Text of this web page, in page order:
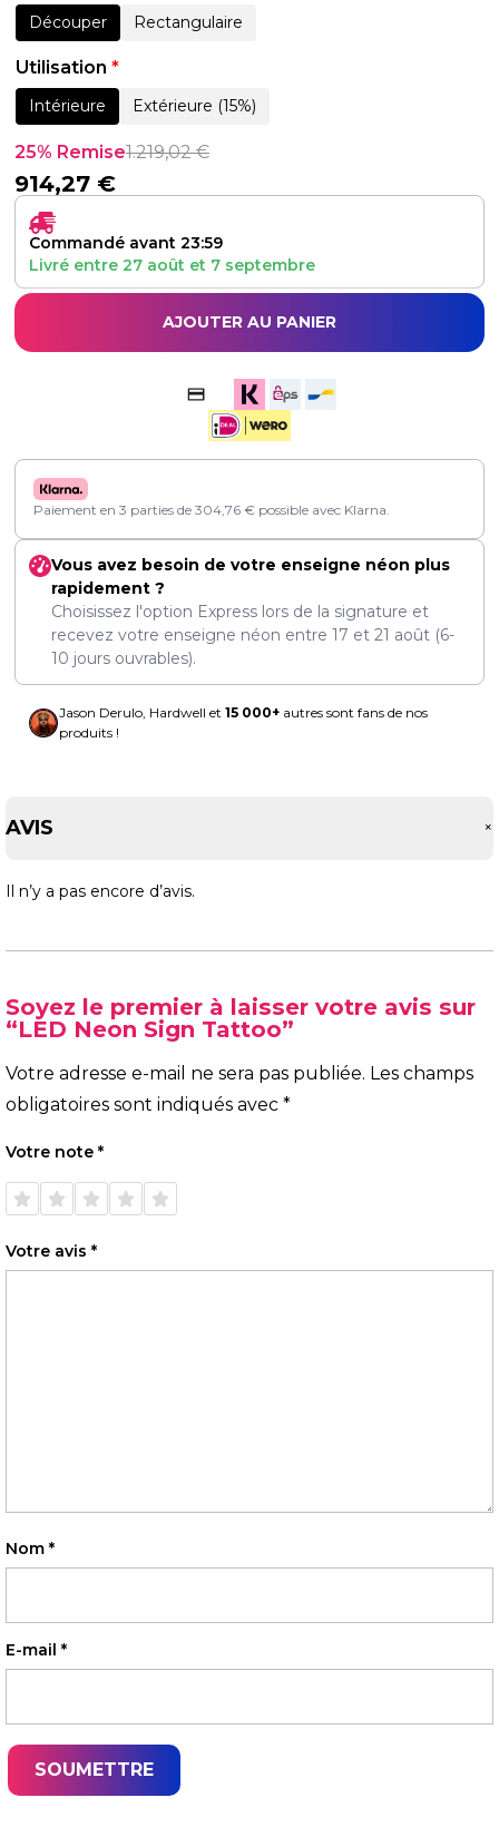
Découper Rectangulaire
Utilisation *
Intérieure Extérieure (15%)
25% Remise1.219,02€
914,27 €
Commandé avant 23:59
Livré entre 27 août et 7 septembre
AJOUTER AU PANIER
Paiement en 3 parties de 304,76 € possible avec Klarna.
Vous avez besoin de votre enseigne néon plus
rapidement ?
Choisissez l'option Express lors de la signature et
recevez votre enseigne néon entre 17 et 21 août (6-
10 jours ouvrables).
Jason Derulo, Hardwell et 15 000+ autres sont fans de nos
produits !
AVIS +
Il n’y a pas encore d’avis.
Soyez le premier à laisser votre avis sur
“LED Neon Sign Tattoo”
Votre adresse e-mail ne sera pas publiée. Les champs
obligatoires sont indiqués avec *
Votre note *
1 étoile
sur 5
2 étoiles
sur 5
3 étoiles
sur 5
4 étoiles
sur 5
5 étoiles
sur 5
Votre avis *
Nom *
E-mail *